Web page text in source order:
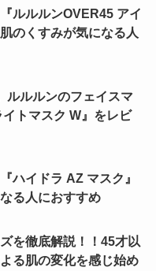
ルルルンOVER45 アイ
のくすみが気になる人
ルルルンのフェイスマ
トマスク W』をレビ
ハイドラ AZ マスク』
る人におすすめ
を徹底解説！！45才以
る肌の変化を感じ始め